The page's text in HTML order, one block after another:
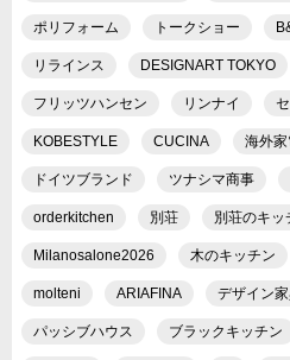
ポリフォーム トークショー
リラインス DESIGNART TOKYO
フリッツハンセン リンナイ
KOBESTYLE CUCINA 海外
ドイツブランド ツナシマ商事
orderkitchen 別荘 別荘のキッ
Milanosalone2026 木のキッチン
molteni ARIAFINA デザイン
パッシブハウス ブラックキッチン